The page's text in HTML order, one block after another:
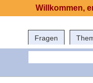
Fragen
Willkommen,